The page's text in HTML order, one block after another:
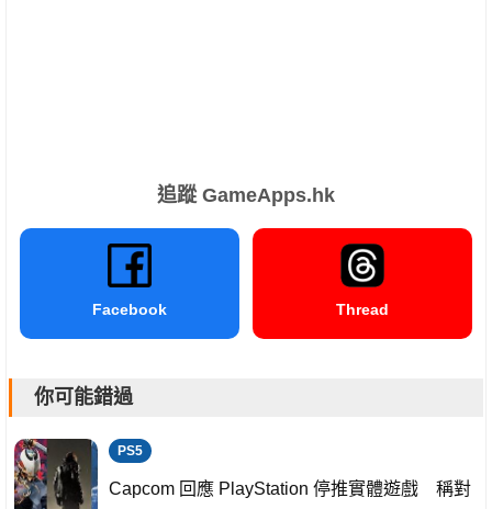
追蹤 GameApps.hk
Facebook Thread
你可能錯過
PS5
Capcom 回應 PlayStation 停推實體遊戲 稱對